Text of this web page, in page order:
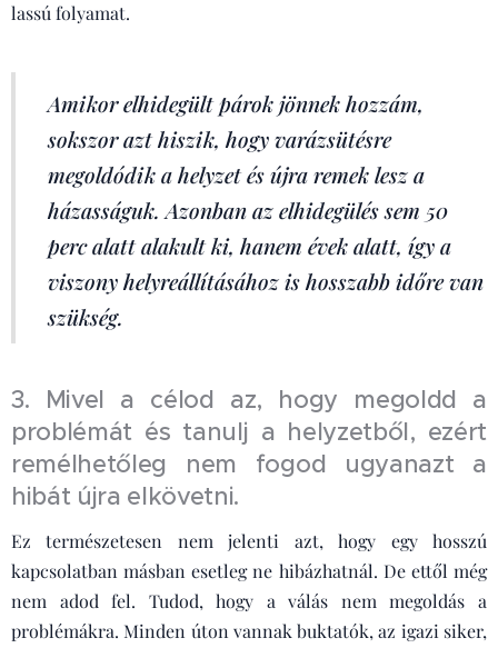
lassú folyamat.
Amikor elhidegült párok jönnek hozzám,
sokszor azt hiszik, hogy varázsütésre
megoldódik a helyzet és újra remek lesz a
házasságuk. Azonban az elhidegülés sem 50
perc alatt alakult ki, hanem évek alatt, így a
viszony helyreállításához is hosszabb időre van
szükség.
3. Mivel a célod az, hogy megoldd a
problémát és tanulj a helyzetből, ezért
remélhetőleg nem fogod ugyanazt a
hibát újra elkövetni.
Ez természetesen nem jelenti azt, hogy egy hosszú
kapcsolatban másban esetleg ne hibázhatnál. De ettől még
nem adod fel. Tudod, hogy a válás nem megoldás a
problémákra. Minden úton vannak buktatók, az igazi siker,